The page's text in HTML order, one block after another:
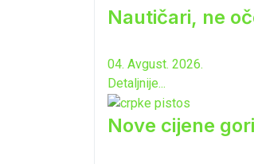
Nautičari, ne
04. Avgust. 2026.
Detaljnije...
Nove cijene